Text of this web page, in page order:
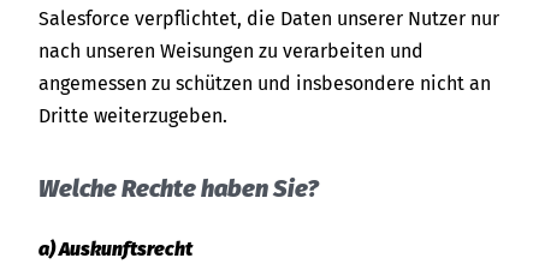
Salesforce verpflichtet, die Daten unserer Nutzer nur
nach unseren Weisungen zu verarbeiten und
angemessen zu schützen und insbesondere nicht an
Dritte weiterzugeben.
Welche Rechte haben Sie?
a) Auskunftsrecht